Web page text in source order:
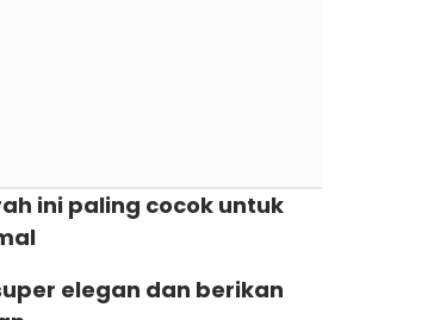
ini paling cocok untuk
elegan dan berikan